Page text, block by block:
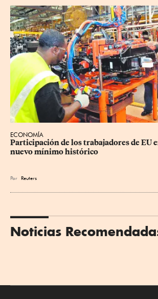
ECONOMÍA
Participación de los trabajadores de EU
nuevo mínimo histórico
Por Reuters
Noticias